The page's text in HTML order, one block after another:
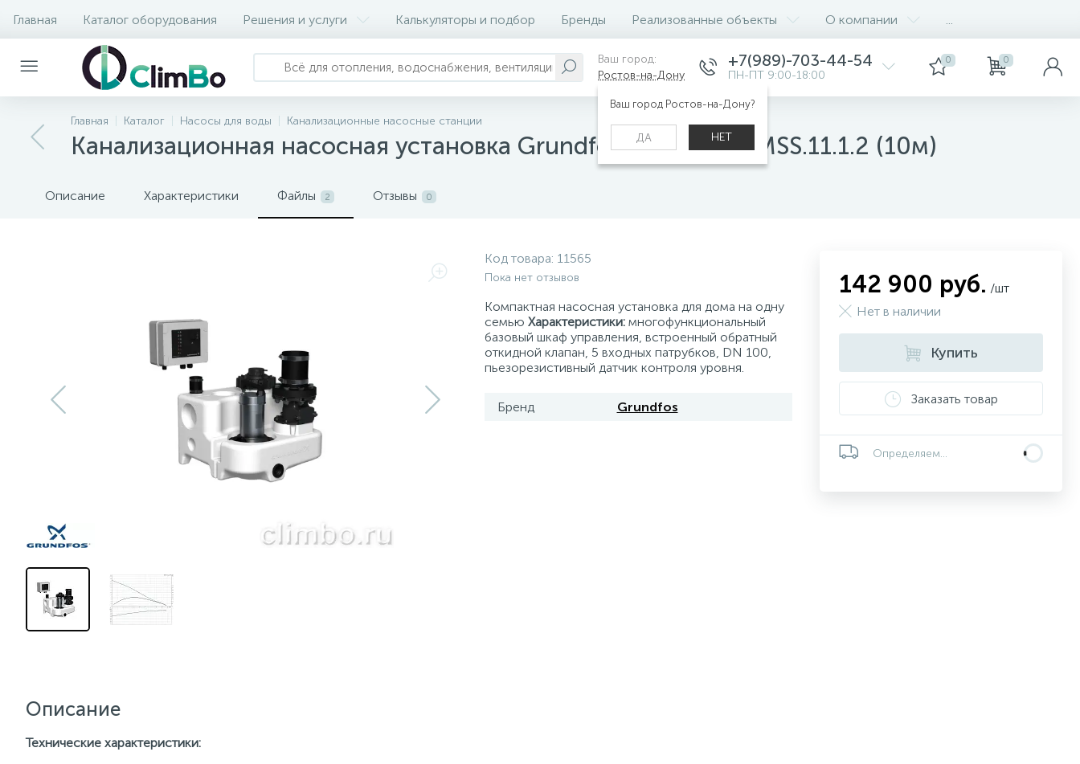
Главная Каталог оборудования Решения и услуги Калькуляторы и подбор Бренды Реализованные объекты О компании
Ваш город:
Ростов-на-Дону
Ваш город Ростов-на-Дону?
ДА НЕТ
+7(989)-703-44-54
ПН-ПТ 9:00-18:00
0 0
Главная Каталог Насосы для воды Канализационные насосные станции
Канализационная насосная установка Grundfos MULTILIFT MSS.11.1.2 (10м)
Описание Характеристики Файлы 2 Отзывы 0
Код товара: 11565
Пока нет отзывов
Компактная насосная установка для дома на одну
семью Характеристики:многофункциональный
базовый шкаф управления, встроенный обратный
откидной клапан, 5 входных патрубков, DN 100,
пьезорезистивный датчик контроля уровня.
Бренд Grundfos
Описание
Технические характеристики:
142 900 руб. /шт
Нет в наличии
Купить
Заказать товар
Определяем...